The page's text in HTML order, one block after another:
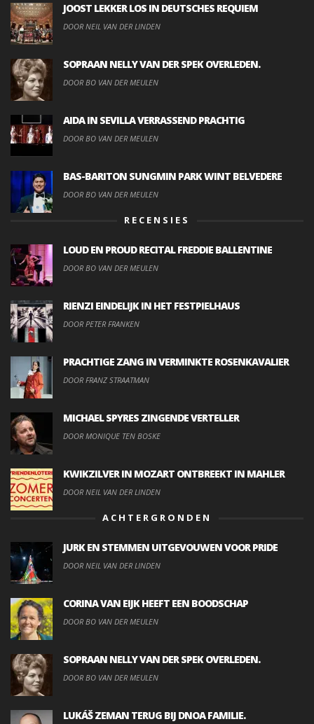
JOOST LEKKER LOS IN DEUTSCHES REQUIEM
DOOR NEIL VAN DER LINDEN
SOPRAAN NELLY VAN DER SPEK OVERLEDEN.
DOOR BO VAN DER MEULEN
AIDA IN SEVILLA VERRASSEND PRACHTIG
DOOR BO VAN DER MEULEN
BAS-BARITON SUNGMIN PARK WINT BELVEDERE
DOOR BO VAN DER MEULEN
RECENSIES
LOUD EN PROUD RECITAL FREDDIE BALLENTINE
DOOR BO VAN DER MEULEN
RIENZI EINDELIJK IN HET FESTPIELHAUS
DOOR PETER FRANKEN
PRACHTIGE ZANG IN VERMINKTE ROSENKAVALIER
DOOR FRANZ STRAATMAN
MICHAEL SPYRES ZINGENDE VERTELLER
DOOR MONIQUE TEN BOSKE
KWIKZILVER IN MOZART ONTBREEKT IN MAHLER
DOOR NEIL VAN DER LINDEN
ACHTERGRONDEN
JURK EN STEMMEN UITGEVOUWEN VOOR PRIDE
DOOR NEIL VAN DER LINDEN
CORINA VAN EIJK HEEFT EEN BOODSCHAP
DOOR BO VAN DER MEULEN
SOPRAAN NELLY VAN DER SPEK OVERLEDEN.
DOOR BO VAN DER MEULEN
LUKÁŠ ZEMAN TERUG BIJ DNOA FAMILIE.